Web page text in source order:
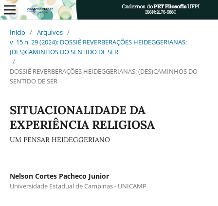
Início / Arquivos /
v. 15 n. 29 (2024): DOSSIÊ REVERBERAÇÕES HEIDEGGERIANAS:
(DES)CAMINHOS DO SENTIDO DE SER
/
DOSSIÊ REVERBERAÇÕES HEIDEGGERIANAS: (DES)CAMINHOS DO
SENTIDO DE SER
SITUACIONALIDADE DA
EXPERIÊNCIA RELIGIOSA
UM PENSAR HEIDEGGERIANO
Nelson Cortes Pacheco Junior
Universidade Estadual de Campinas - UNICAMP